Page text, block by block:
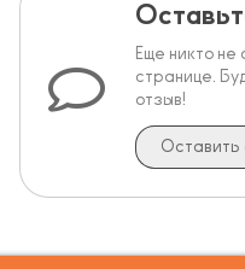
Еще никто не
странице.
отзыв!
Оставить